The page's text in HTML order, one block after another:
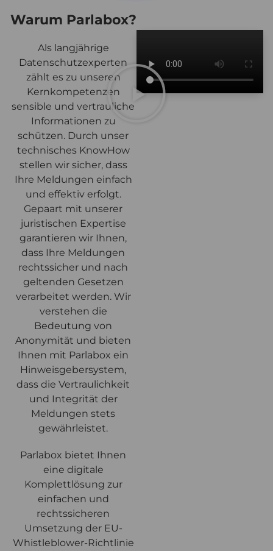
Warum Parlabox?
Als langjährige
Datenschutzexperten
zählt es zu unseren
Kernkompetenzen
sensible und vertrauliche
Informationen zu
schützen. Durch unser
technisches KnowHow
stellen wir sicher, dass
Ihre Meldungen einfach
und effektiv erfolgt.
Gepaart mit unserer
juristischen Expertise
garantieren wir Ihnen,
dass Ihre Meldungen
rechtssicher und nach
geltenden Gesetzen
verarbeitet werden. Wir
verstehen die
Bedeutung von
Anonymität und bieten
Ihnen mit Parlabox ein
Hinweisgebersystem,
dass die Vertraulichkeit
und Integrität der
Meldungen stets
gewährleistet.
Parlabox bietet Ihnen
eine digitale
Komplettlösung zur
einfachen und
rechtssicheren
Umsetzung der EU-
Whistleblower-Richtlinie